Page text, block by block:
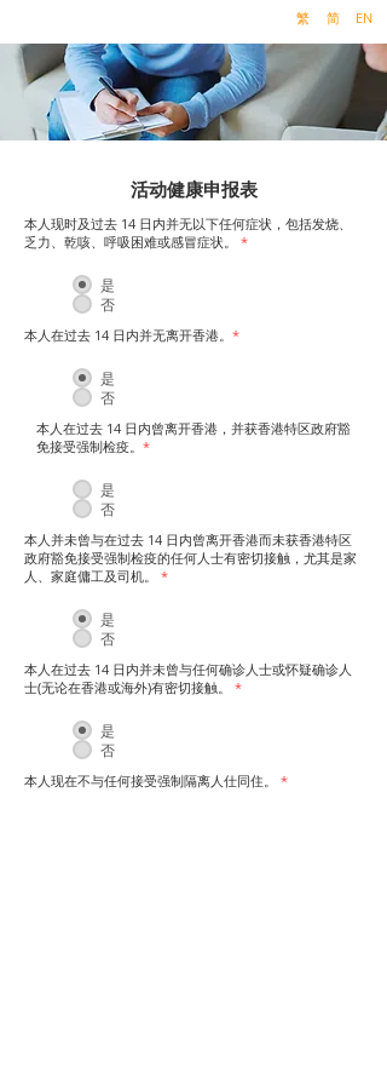
繁 简 EN
活动健康申报表
本人现时及过去 14 日内并无以下任何症状，包括发烧、
乏力、乾咳、呼吸困难或感冒症状。 *
是
否
本人在过去 14 日内并无离开香港。 *
是
否
本人在过去 14 日内曾离开香港，并获香港特区政府豁
免接受强制检疫。 *
是
否
本人并未曾与在过去 14 日内曾离开香港而未获香港特区
政府豁免接受强制检疫的任何人士有密切接触，尤其是家
人、家庭傭工及司机。 *
是
否
本人在过去 14 日内并未曾与任何确诊人士或怀疑确诊人
士(无论在香港或海外)有密切接触。 *
是
否
本人现在不与任何接受强制隔离人仕同住。​ *